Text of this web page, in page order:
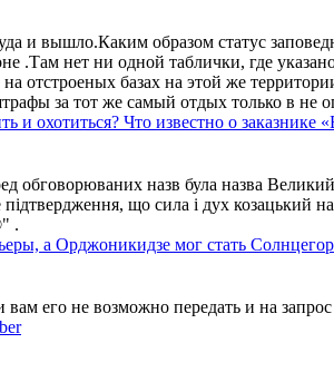
и вышло.Каким образом статус
.Там нет ни одной таблички, где
отстроеных базах на этой же
за тот же самый отдых только в не
и охотиться? Что известно о заказнике
обговорюваних назв була назва
що сила і дух козацький
.
а Орджоникидзе мог стать
его не возможно передать и на